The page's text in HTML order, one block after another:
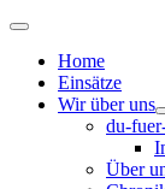
Home
Einsätze
Wir über uns
du-
Über